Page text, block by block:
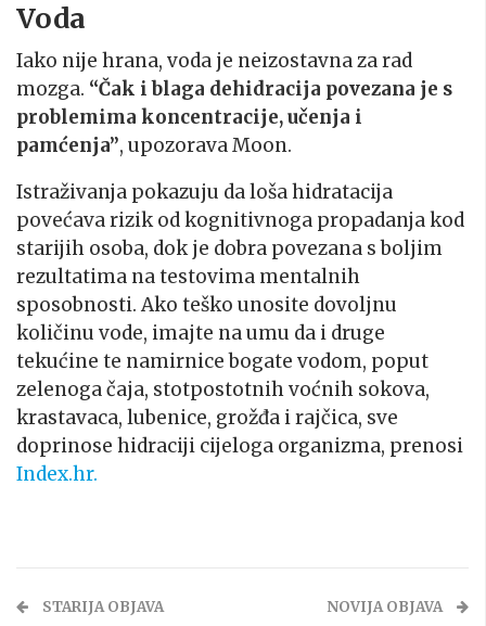
Voda
Iako nije hrana, voda je neizostavna za rad
mozga. “Čak i blaga dehidracija povezana je s
problemima koncentracije, učenja i
pamćenja”, upozorava Moon.
Istraživanja pokazuju da loša hidratacija
povećava rizik od kognitivnoga propadanja kod
starijih osoba, dok je dobra povezana s boljim
rezultatima na testovima mentalnih
sposobnosti. Ako teško unosite dovoljnu
količinu vode, imajte na umu da i druge
tekućine te namirnice bogate vodom, poput
zelenoga čaja, stotpostotnih voćnih sokova,
krastavaca, lubenice, grožđa i rajčica, sve
doprinose hidraciji cijeloga organizma, prenosi
Index.hr.
STARIJA OBJAVA NOVIJA OBJAVA